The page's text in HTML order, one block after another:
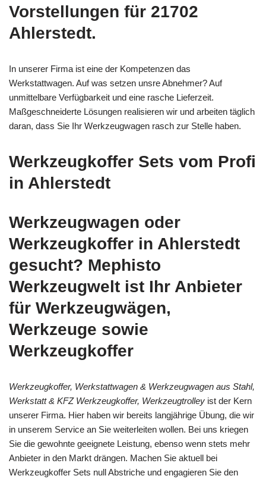
Vorstellungen für 21702
Ahlerstedt.
In unserer Firma ist eine der Kompetenzen das
Werkstattwagen. Auf was setzen unsre Abnehmer? Auf
unmittelbare Verfügbarkeit und eine rasche Lieferzeit.
Maßgeschneiderte Lösungen realisieren wir und arbeiten täglich
daran, dass Sie Ihr Werkzeugwagen rasch zur Stelle haben.
Werkzeugkoffer Sets vom Profi
in Ahlerstedt
Werkzeugwagen oder
Werkzeugkoffer in Ahlerstedt
gesucht? Mephisto
Werkzeugwelt ist Ihr Anbieter
für Werkzeugwägen,
Werkzeuge sowie
Werkzeugkoffer
Werkzeugkoffer, Werkstattwagen & Werkzeugwagen aus Stahl,
Werkstatt & KFZ Werkzeugkoffer, Werkzeugtrolley ist der Kern
unserer Firma. Hier haben wir bereits langjährige Übung, die wir
in unserem Service an Sie weiterleiten wollen. Bei uns kriegen
Sie die gewohnte geeignete Leistung, ebenso wenn stets mehr
Anbieter in den Markt drängen. Machen Sie aktuell bei
Werkzeugkoffer Sets null Abstriche und engagieren Sie den